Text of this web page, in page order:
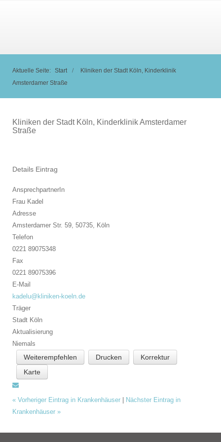
Aktuelle Seite: Start
Kliniken der Stadt Köln, Kinderklinik
Amsterdamer Straße
Kliniken der Stadt Köln, Kinderklinik Amsterdamer
Straße
Details Eintrag
AnsprechpartnerIn
Frau Kadel
Adresse
Amsterdamer Str. 59, 50735, Köln
Telefon
0221 89075348
Fax
0221 89075396
E-Mail
kadelu@kliniken-koeln.de
Träger
Stadt Köln
Aktualisierung
Niemals
Weiterempfehlen Drucken
Korrektur
Karte
« Vorheriger Eintrag in Krankenhäuser
Nächster Eintrag in
Krankenhäuser »